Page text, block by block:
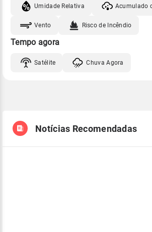
Umidade Relativa Acumulado
Vento Risco de Incêndio
Tempo agora
Satélite Chuva Agora
Notícias Recomendadas